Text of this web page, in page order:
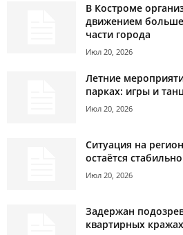
В Костроме
движением
части города
Июл 20, 2026
Летние
парках: игры и
Июл 20, 2026
Ситуация на
остаётся
Июл 20, 2026
Задержан
квартирных